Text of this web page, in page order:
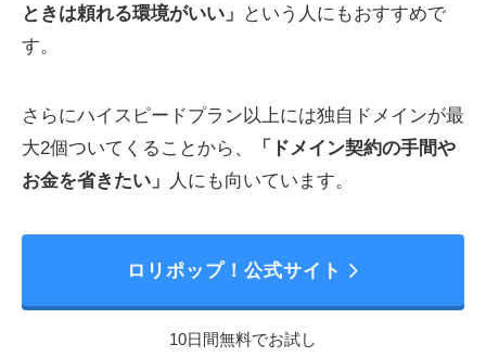
ときは頼れる環境がいい」
という人にもおすすめで
す。
さらにハイスピードプラン以上には独自ドメインが最
大2個ついてくることから、
「ドメイン契約の手間や
お金を省きたい」
人にも向いています。
ロリポップ！公式サイト
10日間無料でお試し